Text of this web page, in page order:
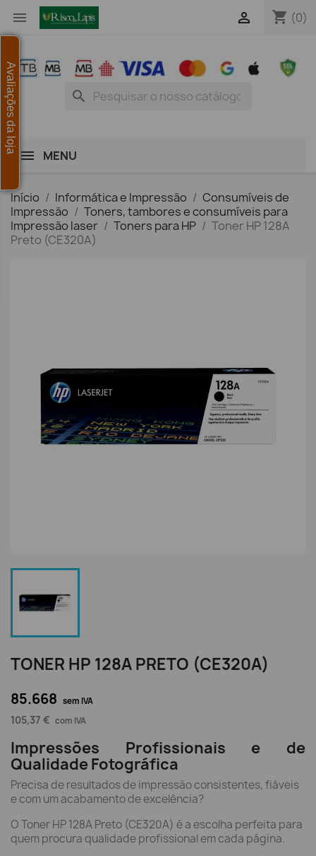
 shopping_cart (0)

search
MENU
Início Informática e Impressão
Consumíveis de
Impressão
Toners, tambores e consumíveis para
Impressão laser
Toners para HP
Toner HP 128A
Preto (CE320A)
TONER HP 128A PRETO (CE320A)
85.668 sem IVA
105,37 € com IVA
Impressões Profissionais e de
Qualidade Fotográfica
Precisa de resultados de impressão consistentes, fiáveis
e com um acabamento de excelência?
O Toner HP 128A Preto (CE320A) é a escolha perfeita para
quem procura qualidade profissional em cada página.
Avaliações da loja